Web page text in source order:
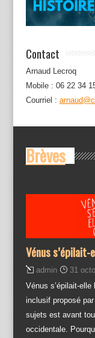
Contact
Arnaud Lecroq
Mobile : 06 22 34
Courriel :
Brèves
Vénus
admin
31
Vénus s’épilait-
inclusif proposé
sujets est avant
occidentale.